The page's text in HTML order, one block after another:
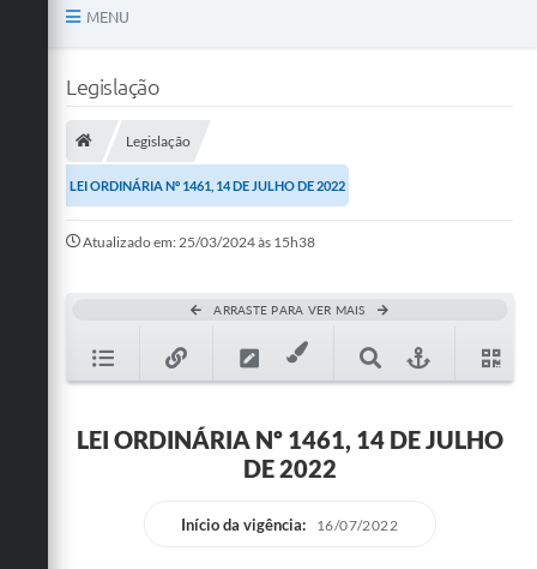
MENU
Publicações
A Prefeitura
Ouvidoria
Legislação
Legislação
Legislação
LEI ORDINÁRIA Nº 1461, 14 DE JULHO DE 2022
Atualizado em: 25/03/2024 às 15h38
ARRASTE PARA VER MAIS
LEI ORDINÁRIA Nº 1461, 14 DE JULHO
DE 2022
Início da vigência: 16/07/2022